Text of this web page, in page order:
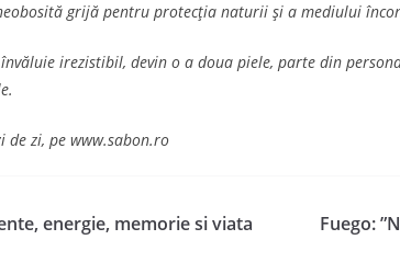
grijă pentru protecţia naturii şi a mediului
irezistibil, devin o a doua piele, parte din
de zi, pe www.sabon.ro
energie, memorie si viata
Fuego: